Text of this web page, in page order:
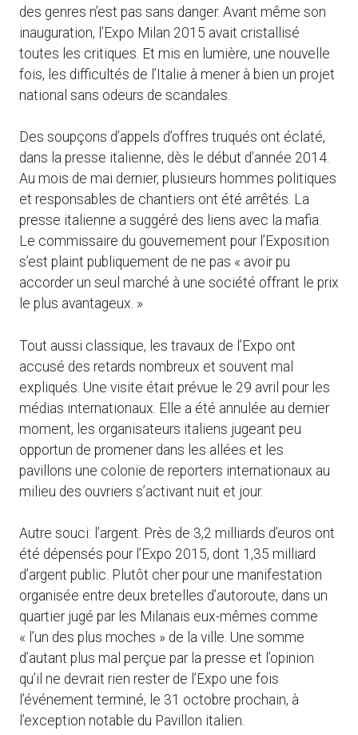
des genres n’est pas sans danger. Avant même son
inauguration, l’Expo Milan 2015 avait cristallisé
toutes les critiques. Et mis en lumière, une nouvelle
fois, les difficultés de l’Italie à mener à bien un projet
national sans odeurs de scandales.
Des soupçons d’appels d’offres truqués ont éclaté,
dans la presse italienne, dès le début d’année 2014.
Au mois de mai dernier, plusieurs hommes politiques
et responsables de chantiers ont été arrêtés. La
presse italienne a suggéré des liens avec la mafia.
Le commissaire du gouvernement pour l’Exposition
s’est plaint publiquement de ne pas « avoir pu
accorder un seul marché à une société offrant le prix
le plus avantageux. »
Tout aussi classique, les travaux de l’Expo ont
accusé des retards nombreux et souvent mal
expliqués. Une visite était prévue le 29 avril pour les
médias internationaux. Elle a été annulée au dernier
moment, les organisateurs italiens jugeant peu
opportun de promener dans les allées et les
pavillons une colonie de reporters internationaux au
milieu des ouvriers s’activant nuit et jour.
Autre souci: l’argent. Près de 3,2 milliards d’euros ont
été dépensés pour l’Expo 2015, dont 1,35 milliard
d’argent public. Plutôt cher pour une manifestation
organisée entre deux bretelles d’autoroute, dans un
quartier jugé par les Milanais eux-mêmes comme
« l’un des plus moches » de la ville. Une somme
d’autant plus mal perçue par la presse et l’opinion
qu’il ne devrait rien rester de l’Expo une fois
l’événement terminé, le 31 octobre prochain, à
l’exception notable du Pavillon italien.